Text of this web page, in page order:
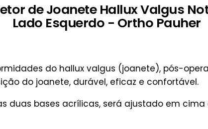
de Joanete Hallux Valgus
Lado Esquerdo - Ortho Pauher
do hallux valgus (joanete), pós-
do joanete, durável, eficaz e confortável.
duas bases acrílicas, será ajustado em